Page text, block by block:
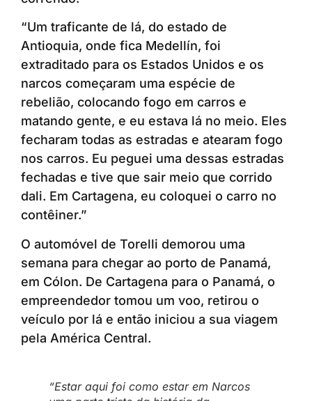
“Um traficante de lá, do estado de
Antioquia, onde fica Medellín, foi
extraditado para os Estados Unidos e os
narcos começaram uma espécie de
rebelião, colocando fogo em carros e
matando gente, e eu estava lá no meio. Eles
fecharam todas as estradas e atearam fogo
nos carros. Eu peguei uma dessas estradas
fechadas e tive que sair meio que corrido
dali. Em Cartagena, eu coloquei o carro no
contêiner.”
O automóvel de Torelli demorou uma
semana para chegar ao porto de Panamá,
em Cólon. De Cartagena para o Panamá, o
empreendedor tomou um voo, retirou o
veículo por lá e então iniciou a sua viagem
pela América Central.
“Estar aqui foi como estar em Narcos